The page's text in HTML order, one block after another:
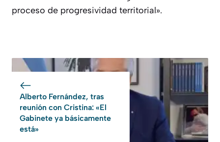
proceso de progresividad territorial».
Alberto Fernández, tras
reunión con Cristina: «El
Gabinete ya básicamente
está»